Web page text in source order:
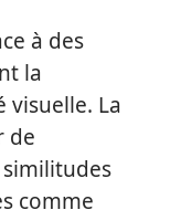
à des
la
La
de
comme